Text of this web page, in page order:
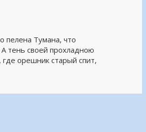
пелена Тумана, что
тень своей прохладною
орешник старый спит,